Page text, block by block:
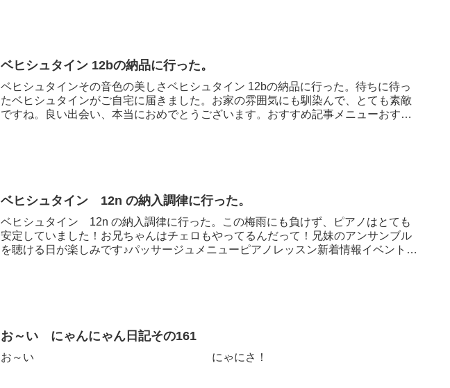
ベヒシュタイン 12bの納品に行った。
ベヒシュタインその音色の美しさベヒシュタイン 12bの納品に行った。待ちに待っ
たベヒシュタインがご自宅に届きました。お家の雰囲気にも馴染んで、とても素敵
ですね。良い出会い、本当におめでとうございます。おすすめ記事メニューおすす
ベヒシュタイン 12n の納入調律に行った。
ベヒシュタイン 12n の納入調律に行った。この梅雨にも負けず、ピアノはとても
安定していました！お兄ちゃんはチェロもやってるんだって！兄妹のアンサンブル
を聴ける日が楽しみです♪パッサージュメニューピアノレッスン新着情報イベントリ
お～い にゃんにゃん日記その161
お～い にゃにさ！